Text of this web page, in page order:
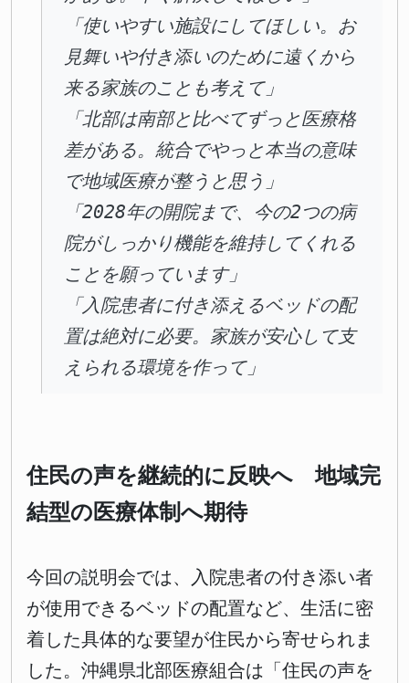
「使いやすい施設にしてほしい。お
見舞いや付き添いのために遠くから
来る家族のことも考えて」
「北部は南部と比べてずっと医療格
差がある。統合でやっと本当の意味
で地域医療が整うと思う」
「2028年の開院まで、今の2つの病
院がしっかり機能を維持してくれる
ことを願っています」
「入院患者に付き添えるベッドの配
置は絶対に必要。家族が安心して支
えられる環境を作って」
住民の声を継続的に反映へ 地域完
結型の医療体制へ期待
今回の説明会では、入院患者の付き添い者
が使用できるベッドの配置など、生活に密
着した具体的な要望が住民から寄せられま
した。沖縄県北部医療組合は「住民の声を